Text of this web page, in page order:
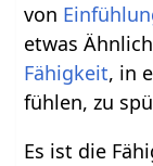
von
etwas
Fähigkeit, in
fühlen, zu
Es ist die